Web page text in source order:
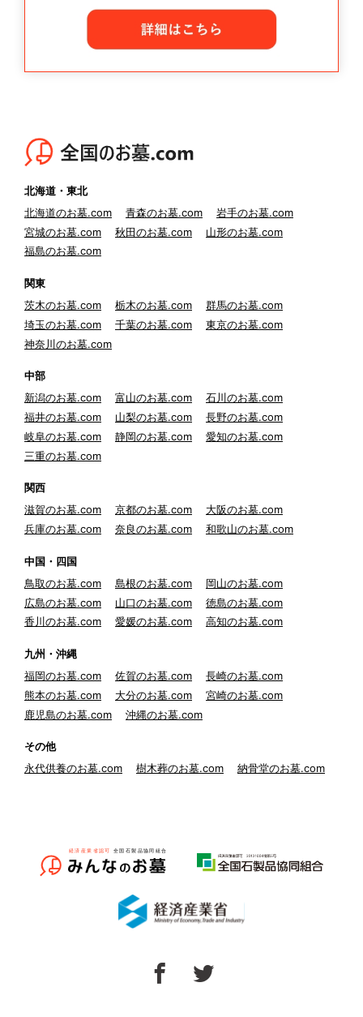
北海道・東北
北海道のお墓.com
青森のお墓.com
岩手のお墓.com
宮城のお墓.com
秋田のお墓.com
山形のお墓.com
福島のお墓.com
関東
茨木のお墓.com
栃木のお墓.com
群馬のお墓.com
埼玉のお墓.com
千葉のお墓.com
東京のお墓.com
神奈川のお墓.com
中部
新潟のお墓.com
富山のお墓.com
石川のお墓.com
福井のお墓.com
山梨のお墓.com
長野のお墓.com
岐阜のお墓.com
静岡のお墓.com
愛知のお墓.com
三重のお墓.com
関西
滋賀のお墓.com
京都のお墓.com
大阪のお墓.com
兵庫のお墓.com
奈良のお墓.com 和歌山のお墓.com
中国・四国
鳥取のお墓.com
島根のお墓.com
岡山のお墓.com
広島のお墓.com
山口のお墓.com
徳島のお墓.com
香川のお墓.com
愛媛のお墓.com 高知のお墓.com
九州・沖縄
福岡のお墓.com
佐賀のお墓.com
長崎のお墓.com
熊本のお墓.com
大分のお墓.com
宮崎のお墓.com
鹿児島のお墓.com
沖縄のお墓.com
その他
永代供養のお墓.com
樹木葬のお墓.com 納骨堂のお墓.com